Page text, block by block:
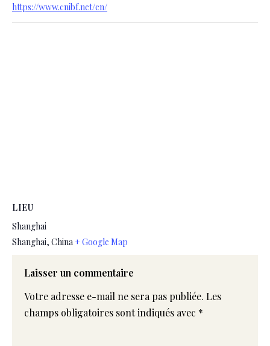
https://www.cnibf.net/en/
LIEU
Shanghai
Shanghai, China+ Google Map
Laisser un commentaire
Votre adresse e-mail ne sera pas publiée. Les
champs obligatoires sont indiqués avec *